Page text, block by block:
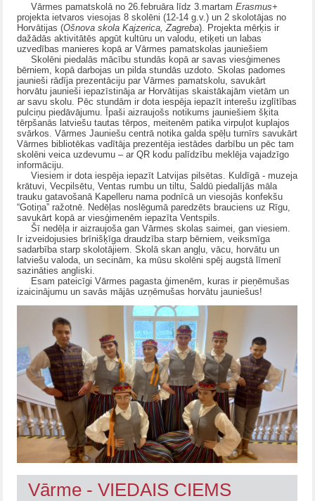
Vārmes pamatskolā no 26.februāra līdz 3.martamErasmus+
projekta ietvaros viesojas 8 skolēni (12-14 g.v.) un 2 skolotājas no
Horvātijas (Ošnova skola Kajzerica, Zagreba). Projekta mērķis ir
dažādās aktivitātēs apgūt kultūru un valodu, etiķeti un labas
uzvedības manieres kopā ar Vārmes pamatskolas jauniešiem
Skolēni piedalās mācību stundās kopā ar savas viesģimenes
bērniem, kopā darbojas un pilda stundās uzdoto. Skolas padomes
jaunieši rādīja prezentāciju par Vārmes pamatskolu, savukārt
horvātu jaunieši iepazīstināja ar Horvātijas skaistākajām vietām un
ar savu skolu. Pēc stundām ir dota iespēja iepazīt interešu izglītības
pulciņu piedāvājumu. Īpaši aizraujošs notikums jauniešiem šķita
tērpšanās latviešu tautas tērpos, meitenēm patika virpuļot kuplajos
svārkos. Vārmes Jauniešu centrā notika galda spēļu turnīrs savukārt
Vārmes bibliotēkas vadītāja prezentēja iestādes darbību un pēc tam
skolēni veica uzdevumu – ar QR kodu palīdzību meklēja vajadzīgo
informāciju.
Viesiem ir dota iespēja iepazīt Latvijas pilsētas. Kuldīgā - muzeja
krātuvi, Vecpilsētu, Ventas rumbu un tiltu, Saldū piedalījās māla
trauku gatavošanā Kapelleru nama podnīcā un viesojās konfekšu
“Gotiņa” ražotnē. Nedēļas noslēgumā paredzēts brauciens uz Rīgu,
savukārt kopā ar viesģimenēm iepazīta Ventspils.
Šī nedēļa ir aizraujoša gan Vārmes skolas saimei, gan viesiem.
Ir izveidojusies brīnišķīga draudzība starp bērniem, veiksmīga
sadarbība starp skolotājiem. Skolā skan angļu, vācu, horvātu un
latviešu valoda, un secinām, ka mūsu skolēni spēj augstā līmenī
sazināties angliski.
Esam pateicīgi Vārmes pagasta ģimenēm, kuras ir pieņēmušas
izaicinājumu un savās mājās uzņēmušas horvātu jauniešus!
Vārme - VIEDAIS CIEMS